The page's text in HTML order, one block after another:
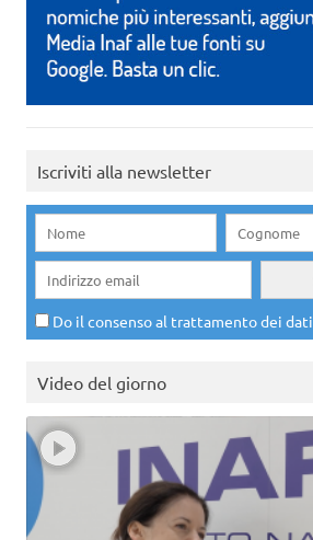
Iscriviti alla newsletter
Do il consenso al trattamento dei dati
Video del giorno